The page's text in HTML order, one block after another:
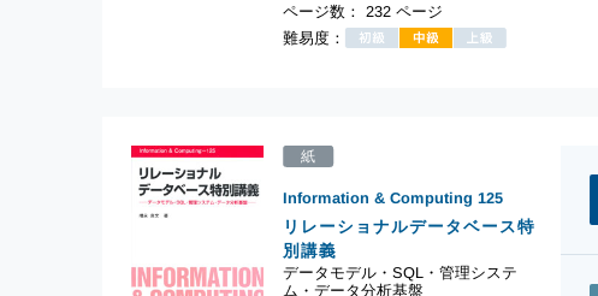
ページ数： 232 ページ
難易度：
リレーショナルデータベース特
別講義
データモデル・SQL・管理システ
ム・データ分析基盤
Information & Computing 125
紙